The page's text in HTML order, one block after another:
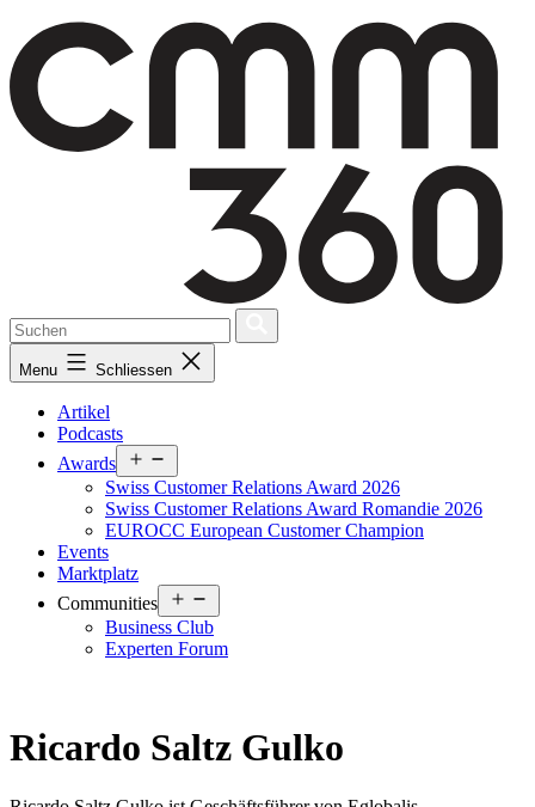
content
Menu Schliessen
Artikel
Podcasts
Awards
menu
Swiss Customer Relations Award 2026
Swiss Customer Relations Award Romandie 2026
EUROCC European Customer Champion
Events
Marktplatz
Communities
menu
Business Club
Experten Forum
Ricardo Saltz Gulko